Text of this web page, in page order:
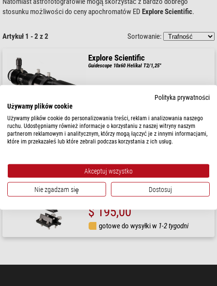
stosunku możliwości do ceny apochromatów ED Explore Scientific.
Artykuł 1 - 2 z 2 Sortowanie:
Explore Scientific
Guidescope 10x60 Helikal T2/1,25"
Sugerowana cena detaliczna: $ 276,00
$ 219,00
gotowe do wysyłki w 1-2 tygodni
Guidescope 8x50 Helikal T2/1,25"
Sugerowana cena detaliczna: $ 230,00
$ 195,00
gotowe do wysyłki w 1-2 tygodni
Polityka prywatności
Używamy plików cookie
Używamy plików cookie do personalizowania treści, reklam i analizowania naszego
ruchu. Udostępniamy również informacje o korzystaniu z naszej witryny naszym
partnerom reklamowym i analitycznym, którzy mogą łączyć je z innymi informacjami,
które im przekazałeś lub które zebrali podczas korzystania z ich usług.
Akceptuj wszystko
Nie zgadzam się Dostosuj